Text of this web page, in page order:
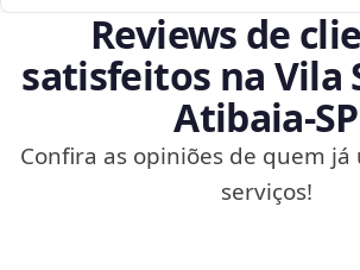
Reviews de
satisfeitos na Vila
Atibaia‑SP
Confira as opiniões de quem já
serviços!